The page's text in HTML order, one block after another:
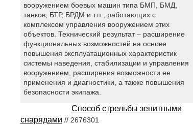
вооружением боевых машин типа БМП, БМД,
танков, БТР, БРДМ и т.п., работающих с
комплексом управления вооружением этих
объектов. Технический результат – расширение
функциональных возможностей на основе
повышения эксплуатационных характеристик
системы наведения, стабилизации и управления
вооружением, расширения возможности ее
применения и диагностики, а также повышения
безопасности экипажа.
Способ стрельбы зенитными
снарядами // 2676301